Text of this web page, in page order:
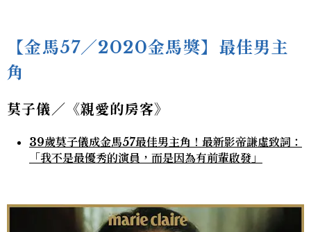
【金馬57／2020金馬獎】最佳男主
角
莫子儀／《親愛的房客》
39歲莫子儀成金馬57最佳男主角！最新影帝謙虛致詞：
「我不是最優秀的演員，而是因為有前輩啟發」